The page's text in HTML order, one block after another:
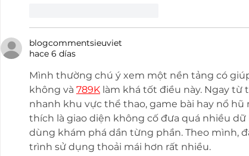
blogcommentsieuviet
hace 6 días
Mình thường chú ý xem một nền tảng có
không và 789K làm khá tốt điều này. Ngay
nhanh khu vực thể thao, game bài hay nổ
thích là giao diện không cố đưa quá nhiều
dùng khám phá dần từng phần. Theo mình,
trình sử dụng thoải mái hơn rất nhiều.